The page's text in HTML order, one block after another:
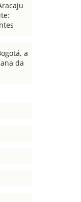
a
da